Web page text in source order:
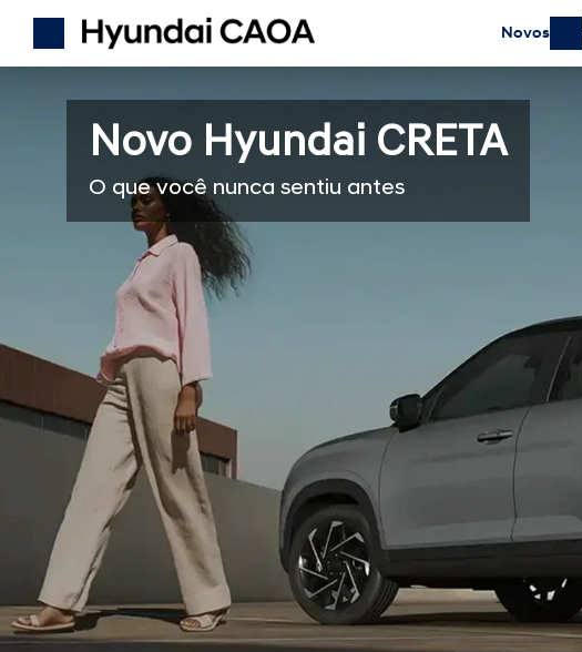
Novos
Novo Hyundai CRETA
O que você nunca sentiu antes